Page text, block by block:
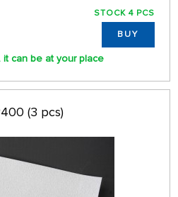
STOCK 4 PCS
BUY
it can be at your place
(3 pcs)